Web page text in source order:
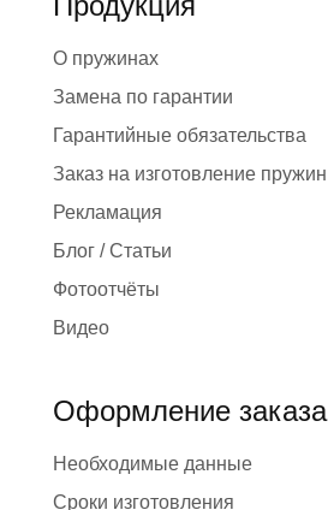
О пружинах
Замена по гарантии
Гарантийные обязательства
Заказ на изготовление пружин
Рекламация
Блог / Статьи
Фотоотчёты
Видео
Оформление заказа
Необходимые данные
Сроки изготовления